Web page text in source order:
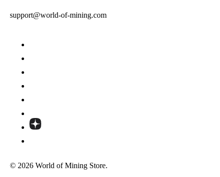
support@world-of-mining.com
© 2026 World of Mining Store.